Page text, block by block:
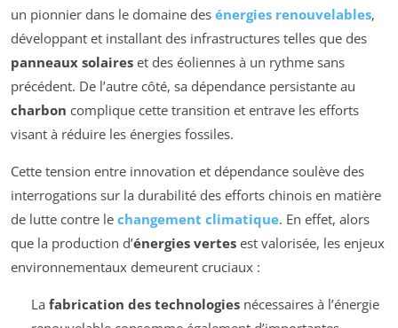
un pionnier dans le domaine des énergies renouvelables,
développant et installant des infrastructures telles que des
panneaux solaires et des éoliennes à un rythme sans
précédent. De l’autre côté, sa dépendance persistante au
charbon complique cette transition et entrave les efforts
visant à réduire les énergies fossiles.
Cette tension entre innovation et dépendance soulève des
interrogations sur la durabilité des efforts chinois en matière
de lutte contre le changement climatique. En effet, alors
que la production d’énergies vertes est valorisée, les enjeux
environnementaux demeurent cruciaux :
La fabrication des technologiesnécessaires à l’énergie